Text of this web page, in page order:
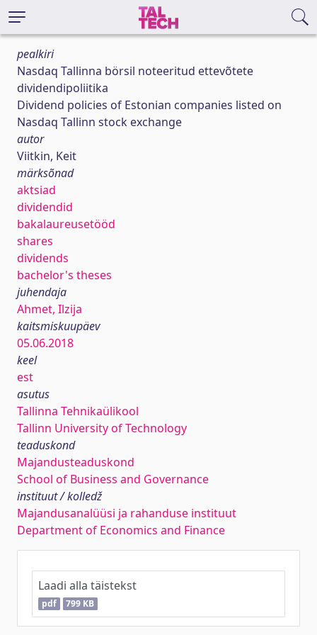
pealkiri
Nasdaq Tallinna börsil noteeritud ettevõtete
dividendipoliitika
Dividend policies of Estonian companies listed on
Nasdaq Tallinn stock exchange
autor
Viitkin, Keit
märksõnad
aktsiad
dividendid
bakalaureusetööd
shares
dividends
bachelor's theses
juhendaja
Ahmet, Ilzija
kaitsmiskuupäev
05.06.2018
keel
est
asutus
Tallinna Tehnikaülikool
Tallinn University of Technology
teaduskond
Majandusteaduskond
School of Business and Governance
instituut / kolledž
Majandusanalüüsi ja rahanduse instituut
Department of Economics and Finance
Laadi alla täistekst
pdf 799 KB